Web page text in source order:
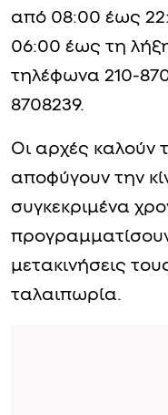
Οι αρχές καλούν
αποφύγουν την
συγκεκριμένα
προγραμματίσουν